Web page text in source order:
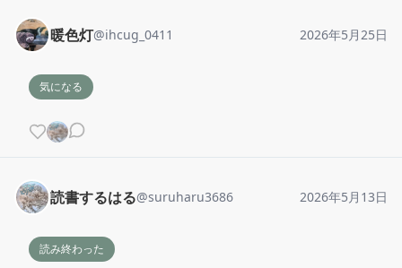
暖色灯@ihcug_0411 2026年5月25日
気になる
読書するはる@suruharu3686 2026年5月13日
読み終わった